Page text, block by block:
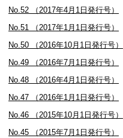
No.52 （2017年4月1日発行号）
No.51 （2017年1月1日発行号）
No.50 （2016年10月1日発行号）
No.49 （2016年7月1日発行号）
No.48 （2016年4月1日発行号）
No.47 （2016年1月1日発行号）
No.46 （2015年10月1日発行号）
No.45 （2015年7月1日発行号）